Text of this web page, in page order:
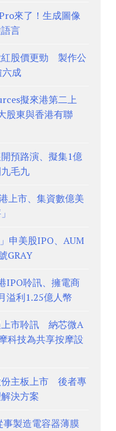
來了！生成圖像
言
紅股價更勁 製作公
成
擬來港第二上
東與香港有聯
預路演、擬集1億
毛九
上市、集資數億美
申美股IPO、AUM
GRAY
IPO聆訊、擁電商
利1.25億人幣
上市聆訊 納芯微A
科技為共享按摩設
份主板上市 後者專
決方案
事製造電容器薄膜